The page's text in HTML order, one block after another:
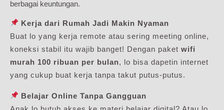
berbagai keuntungan.
Kerja dari Rumah Jadi Makin Nyaman
Buat lo yang kerja remote atau sering meeting online,
koneksi stabil itu wajib banget! Dengan paket wifi
murah 100 ribuan per bulan, lo bisa dapetin internet
yang cukup buat kerja tanpa takut putus-putus.
Belajar Online Tanpa Gangguan